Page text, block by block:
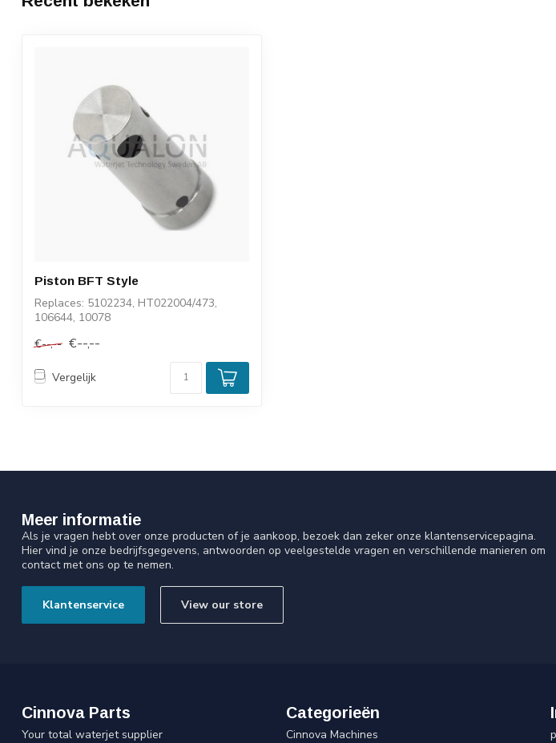
Piston BFT Style
Replaces: 5102234, HT022004/473,
106644, 10078
€--,-- €--,--
Vergelijk
Meer informatie
Als je vragen hebt over onze producten of je aankoop, bezoek dan zeker onze klantenservicepagina.
Hier vind je onze bedrijfsgegevens, antwoorden op veelgestelde vragen en verschillende manieren om
contact met ons op te nemen.
Klantenservice View our store
Cinnova Parts
Your total waterjet supplier
Categorieën
Cinnova Machines